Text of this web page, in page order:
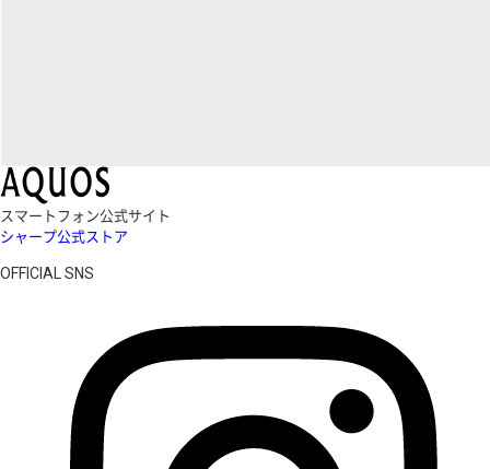
スマートフォン公式サイト
シャープ公式ストア
OFFICIAL SNS